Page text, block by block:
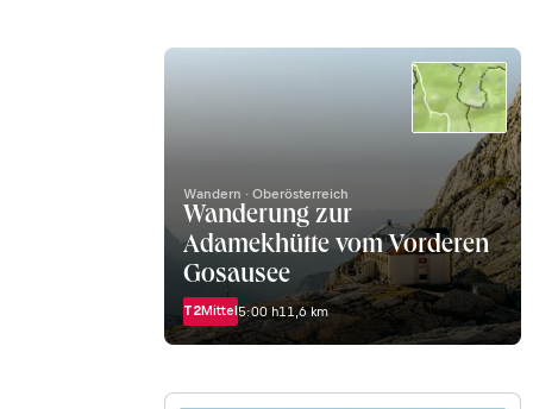
Wandern · Oberösterreich
Wanderung zur
Adamekhütte vom Vorderen
Gosausee
T2Mittel5:00 h11,6 km